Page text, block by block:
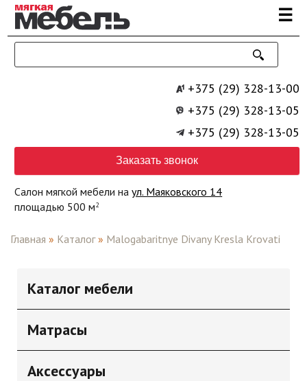
Перейти к основному содержанию ☰
+375 (29) 328-13-00
+375 (29) 328-13-05
+375 (29) 328-13-05
Заказать звонок
Салон мягкой мебели наул. Маяковского 14
площадью 500 м2
Главная » Каталог » Malogabaritnye Divany Kresla Krovati
Каталог мебели
Матрасы
Аксессуары